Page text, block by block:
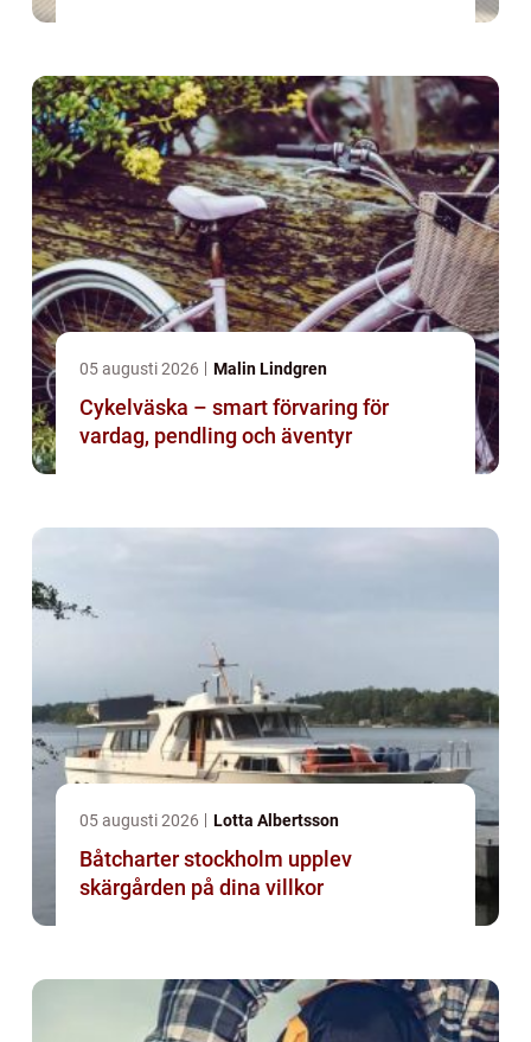
05 augusti 2026 Malin Lindgren
Cykelväska – smart förvaring för
vardag, pendling och äventyr
05 augusti 2026 Lotta Albertsson
Båtcharter stockholm upplev
skärgården på dina villkor